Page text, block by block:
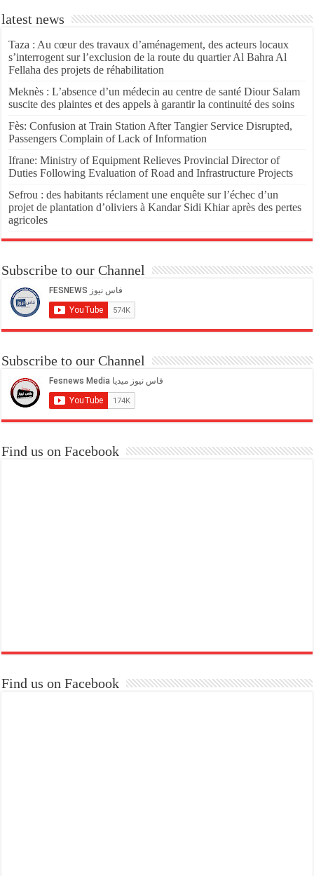
latest news
Taza : Au cœur des travaux d’aménagement, des acteurs locaux
s’interrogent sur l’exclusion de la route du quartier Al Bahra Al
Fellaha des projets de réhabilitation
Meknès : L’absence d’un médecin au centre de santé Diour Salam
suscite des plaintes et des appels à garantir la continuité des soins
Fès: Confusion at Train Station After Tangier Service Disrupted,
Passengers Complain of Lack of Information
Ifrane: Ministry of Equipment Relieves Provincial Director of
Duties Following Evaluation of Road and Infrastructure Projects
Sefrou : des habitants réclament une enquête sur l’échec d’un
projet de plantation d’oliviers à Kandar Sidi Khiar après des pertes
agricoles
Subscribe to our Channel
Subscribe to our Channel
Find us on Facebook
Find us on Facebook